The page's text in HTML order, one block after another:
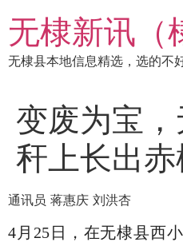
到
内
容
无棣新讯（
无棣县本地信息精选，选的不
变废为宝
秆上长出
通讯员 蒋惠庆 刘洪杏
4月25日，在无棣县西